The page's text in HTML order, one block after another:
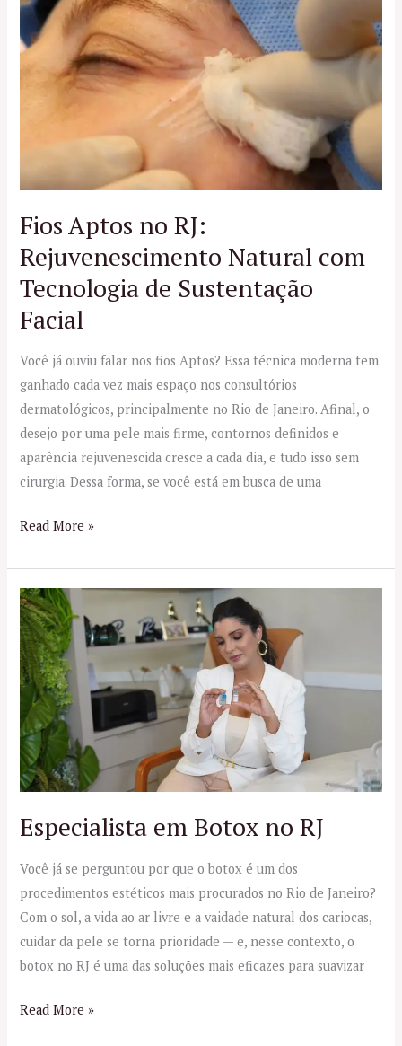
Fios Aptos no RJ:
Rejuvenescimento Natural com
Tecnologia de Sustentação
Facial
Você já ouviu falar nos fios Aptos? Essa técnica moderna tem
ganhado cada vez mais espaço nos consultórios
dermatológicos, principalmente no Rio de Janeiro. Afinal, o
desejo por uma pele mais firme, contornos definidos e
aparência rejuvenescida cresce a cada dia, e tudo isso sem
cirurgia. Dessa forma, se você está em busca de uma
Read More »
Especialista em Botox no RJ
Você já se perguntou por que o botox é um dos
procedimentos estéticos mais procurados no Rio de Janeiro?
Com o sol, a vida ao ar livre e a vaidade natural dos cariocas,
cuidar da pele se torna prioridade — e, nesse contexto, o
botox no RJ é uma das soluções mais eficazes para suavizar
Especialista
em
Botox
no
RJ
Read More »